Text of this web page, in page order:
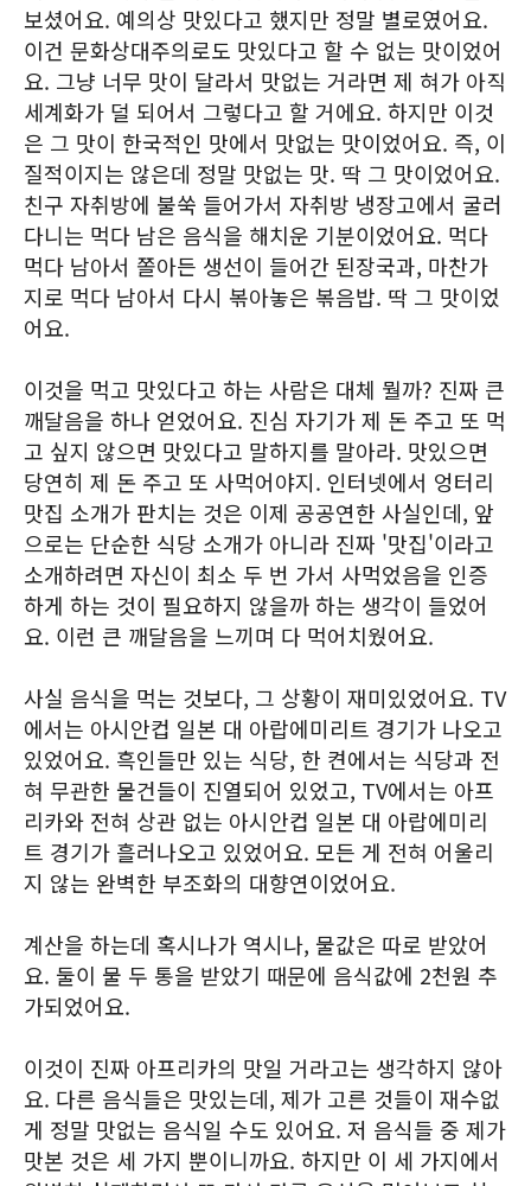
보셨어요. 예의상 맛있다고 했지만 정말 별로였어요.
이건 문화상대주의로도 맛있다고 할 수 없는 맛이었어
요. 그냥 너무 맛이 달라서 맛없는 거라면 제 혀가 아직
세계화가 덜 되어서 그렇다고 할 거에요. 하지만 이것
은 그 맛이 한국적인 맛에서 맛없는 맛이었어요. 즉, 이
질적이지는 않은데 정말 맛없는 맛. 딱 그 맛이었어요.
친구 자취방에 불쑥 들어가서 자취방 냉장고에서 굴러
다니는 먹다 남은 음식을 해치운 기분이었어요. 먹다
먹다 남아서 쫄아든 생선이 들어간 된장국과, 마찬가
지로 먹다 남아서 다시 볶아놓은 볶음밥. 딱 그 맛이었
어요.
이것을 먹고 맛있다고 하는 사람은 대체 뭘까? 진짜 큰
깨달음을 하나 얻었어요. 진심 자기가 제 돈 주고 또 먹
고 싶지 않으면 맛있다고 말하지를 말아라. 맛있으면
당연히 제 돈 주고 또 사먹어야지. 인터넷에서 엉터리
맛집 소개가 판치는 것은 이제 공공연한 사실인데, 앞
으로는 단순한 식당 소개가 아니라 진짜 '맛집'이라고
소개하려면 자신이 최소 두 번 가서 사먹었음을 인증
하게 하는 것이 필요하지 않을까 하는 생각이 들었어
요. 이런 큰 깨달음을 느끼며 다 먹어치웠어요.
사실 음식을 먹는 것보다, 그 상황이 재미있었어요. TV
에서는 아시안컵 일본 대 아랍에미리트 경기가 나오고
있었어요. 흑인들만 있는 식당, 한 켠에서는 식당과 전
혀 무관한 물건들이 진열되어 있었고, TV에서는 아프
리카와 전혀 상관 없는 아시안컵 일본 대 아랍에미리
트 경기가 흘러나오고 있었어요. 모든 게 전혀 어울리
지 않는 완벽한 부조화의 대향연이었어요.
계산을 하는데 혹시나가 역시나, 물값은 따로 받았어
요. 둘이 물 두 통을 받았기 때문에 음식값에 2천원 추
가되었어요.
이것이 진짜 아프리카의 맛일 거라고는 생각하지 않아
요. 다른 음식들은 맛있는데, 제가 고른 것들이 재수없
게 정말 맛없는 음식일 수도 있어요. 저 음식들 중 제가
맛본 것은 세 가지 뿐이니까요. 하지만 이 세 가지에서